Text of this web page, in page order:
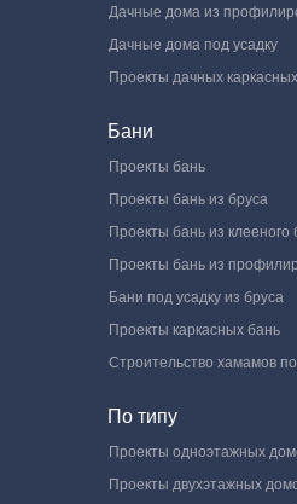
Дачные дома из
Дачные дома под усадку
Проекты дачных
Бани
Проекты бань
Проекты бань из бруса
Проекты бань из клееного
Проекты бань из
Бани под усадку из бруса
Проекты каркасных бань
Строительство хамамов
По типу
Проекты одноэтажных
Проекты двухэтажных